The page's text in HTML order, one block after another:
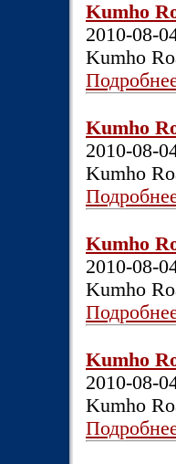
Kumho
2010-08-
Kumho
Kumho
2010-08-
Kumho
Kumho
2010-08-
Kumho
Kumho
2010-08-
Kumho